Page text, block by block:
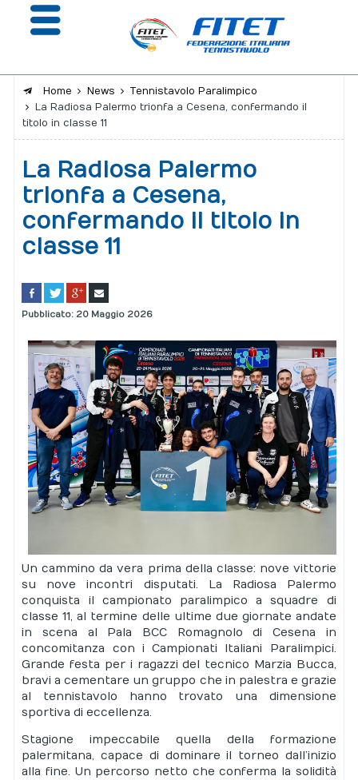
Giustizia
Safeguarding
Portale risultati
Home News
Tennistavolo Paralimpico
La Radiosa Palermo trionfa a Cesena, confermando il
titolo in classe 11
La Radiosa Palermo
trionfa a Cesena,
confermando il titolo in
classe 11
Pubblicato: 20 Maggio 2026
Un cammino da vera prima della classe: nove vittorie
su nove incontri disputati. La Radiosa Palermo
conquista il campionato paralimpico a squadre di
classe 11, al termine delle ultime due giornate andate
in scena al Pala BCC Romagnolo di Cesena in
concomitanza con i Campionati Italiani Paralimpici.
Grande festa per i ragazzi del tecnico Marzia Bucca,
bravi a cementare un gruppo che in palestra e grazie
al tennistavolo hanno trovato una dimensione
sportiva di eccellenza.
Stagione impeccabile quella della formazione
palermitana, capace di dominare il torneo dall’inizio
alla fine. Un percorso netto che conferma la solidità